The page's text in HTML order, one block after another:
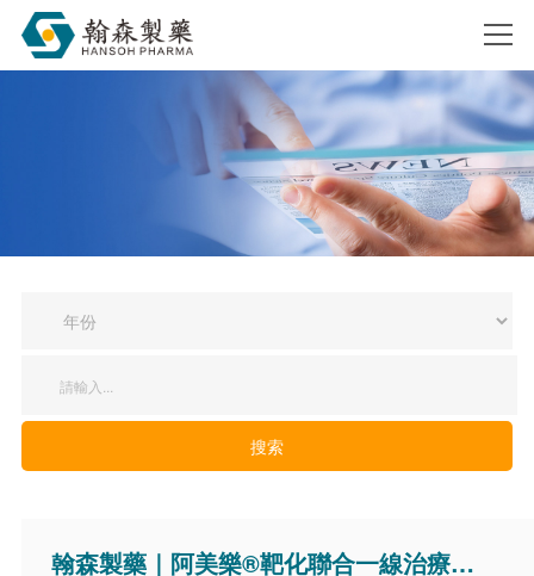
搜索
翰森製藥｜阿美樂®靶化聯合一線治療研究榮登國際頂刊《柳葉刀・腫瘤學》，AENEAS2 Ⅲ期最新臨床數據全文發布